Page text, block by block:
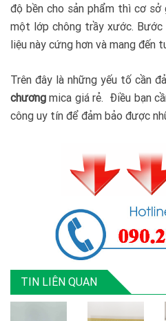
độ bền cho sản phẩm thì cơ sở
một lớp chông trầy xước. Bước
liệu này cứng hơn và mang đến
Trên đây là những yếu tố cần
chương mica giá rẻ. Điều bạn
công uy tín để đảm bảo được
TIN LIÊN QUAN